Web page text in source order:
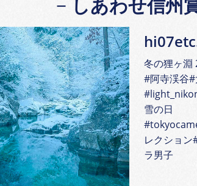
しあわせ信州
冬の狸ヶ淵
#阿寺渓谷
雪の日
レクショ
ラ男子